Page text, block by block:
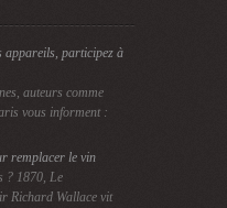
appareils, participez à
auteurs comme
vous informent :
remplacer le vin
? 1870, Le
Richard Wallace vit